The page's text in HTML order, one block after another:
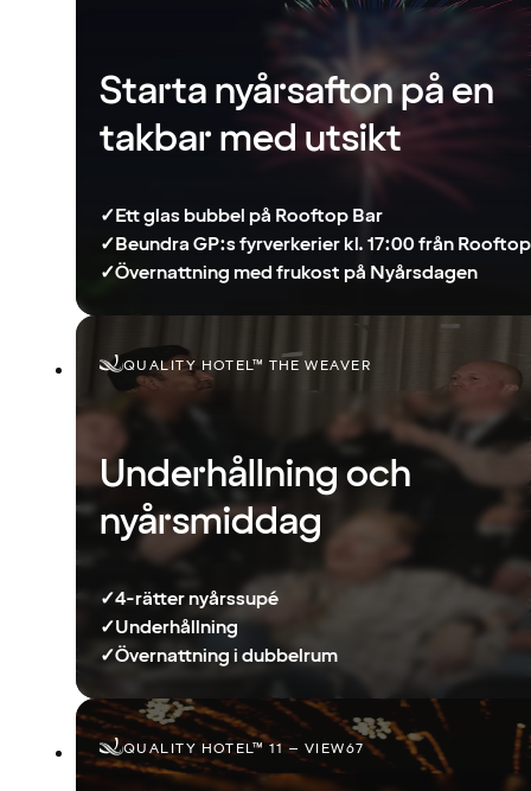
Starta nyårsafton på en
takbar med utsikt
✓Ett glas bubbel på Rooftop Bar
✓Beundra GP:s fyrverkerier kl. 17:00 från
✓Övernattning med frukost på Nyårsdagen
QUALITY HOTEL™ THE WEAVER
Underhållning och
nyårsmiddag
✓4-rätter nyårssupé
✓Underhållning
✓Övernattning i dubbelrum
QUALITY HOTEL™ 11 – VIEW67